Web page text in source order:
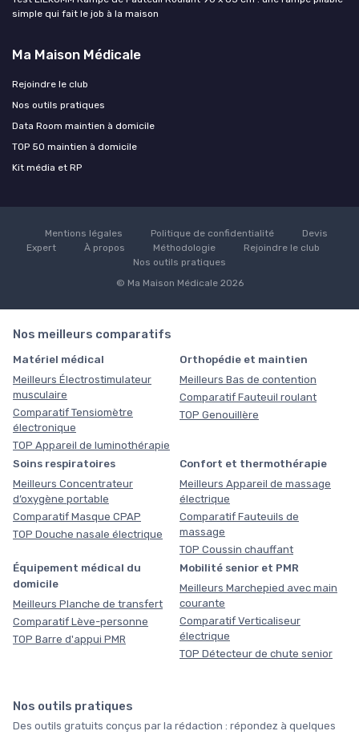
simple qui fait le job à la maison
Ma Maison Médicale
Rejoindre le club
Nos outils pratiques
Data Room maintien à domicile
TOP 50 maintien à domicile
Kit média et RP
Mentions légales Politique de confidentialité
Devis
Expert
À propos Méthodologie
Rejoindre le club
Nos outils pratiques
© Ma Maison Médicale 2026
Nos meilleurs comparatifs
Matériel médical
Meilleurs Électrostimulateur
musculaire
Comparatif Tensiomètre
électronique
TOP Appareil de luminothérapie
Orthopédie et maintien
Meilleurs Bas de contention
Comparatif Fauteuil roulant
TOP Genouillère
Soins respiratoires
Meilleurs Concentrateur
d’oxygène portable
Comparatif Masque CPAP
TOP Douche nasale électrique
Confort et thermothérapie
Meilleurs Appareil de massage
électrique
Comparatif Fauteuils de
massage
TOP Coussin chauffant
Équipement médical du
domicile
Meilleurs Planche de transfert
Comparatif Lève-personne
TOP Barre d'appui PMR
Mobilité senior et PMR
Meilleurs Marchepied avec main
courante
Comparatif Verticaliseur
électrique
TOP Détecteur de chute senior
Nos outils pratiques
Des outils gratuits conçus par la rédaction : répondez à quelques